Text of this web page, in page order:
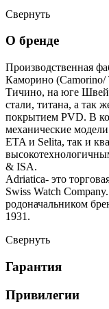
Свернуть
О бренде
Производственная
Каморино (Camorino/
Тичино, на юге
стали, титана, а так
покрытием PVD. В
механические
ETA и Selita, так и
& ISA.
Adriatica- это
Swiss Watch
родоначальником
1931.
Свернуть
Гарантия
Привилегии